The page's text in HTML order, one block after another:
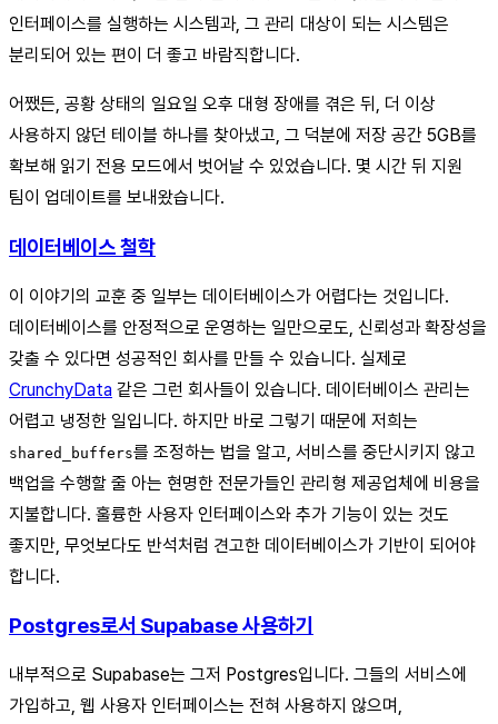
인터페이스를 실행하는 시스템과, 그 관리 대상이 되는 시스템은
분리되어 있는 편이 더 좋고 바람직합니다.
어쨌든, 공황 상태의 일요일 오후 대형 장애를 겪은 뒤, 더 이상
사용하지 않던 테이블 하나를 찾아냈고, 그 덕분에 저장 공간 5GB를
확보해 읽기 전용 모드에서 벗어날 수 있었습니다. 몇 시간 뒤 지원
팀이 업데이트를 보내왔습니다.
데이터베이스 철학
이 이야기의 교훈 중 일부는 데이터베이스가 어렵다는 것입니다.
데이터베이스를 안정적으로 운영하는 일만으로도, 신뢰성과 확장성을
갖출 수 있다면 성공적인 회사를 만들 수 있습니다. 실제로
CrunchyData 같은 그런 회사들이 있습니다. 데이터베이스 관리는
어렵고 냉정한 일입니다. 하지만 바로 그렇기 때문에 저희는
shared_buffers를 조정하는 법을 알고, 서비스를 중단시키지 않고
백업을 수행할 줄 아는 현명한 전문가들인 관리형 제공업체에 비용을
지불합니다. 훌륭한 사용자 인터페이스와 추가 기능이 있는 것도
좋지만, 무엇보다도 반석처럼 견고한 데이터베이스가 기반이 되어야
합니다.
Postgres로서 Supabase 사용하기
내부적으로 Supabase는 그저 Postgres입니다. 그들의 서비스에
가입하고, 웹 사용자 인터페이스는 전혀 사용하지 않으며,